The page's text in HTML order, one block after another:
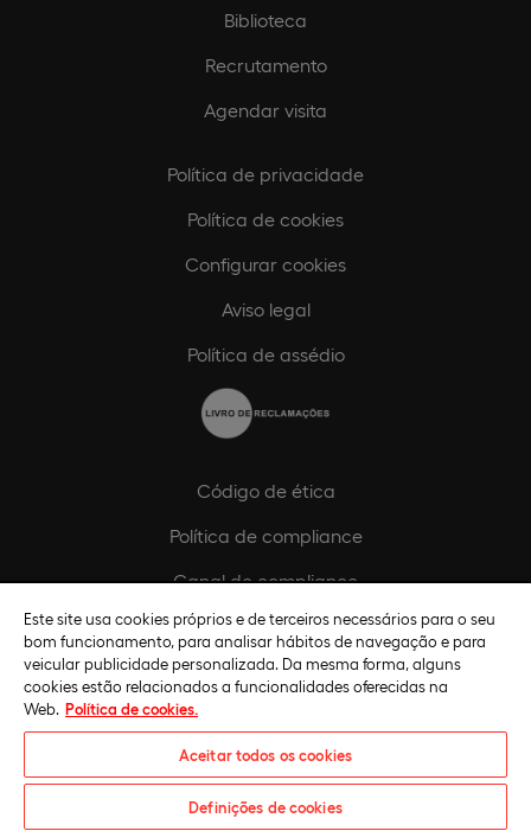
Biblioteca
Recrutamento
Agendar visita
Política de privacidade
Política de cookies
Configurar cookies
Aviso legal
Política de assédio
Código de ética
Política de compliance
Canal de compliance
Plano de Igualdade de Género
Universidade Europeia © 2026. Todos os direitos reservados
Este site usa cookies próprios e de terceiros necessários para o seu
bom funcionamento, para analisar hábitos de navegação e para
veicular publicidade personalizada. Da mesma forma, alguns
cookies estão relacionados a funcionalidades oferecidas na
Web. Política de cookies.
Aceitar todos os cookies
Definições de cookies